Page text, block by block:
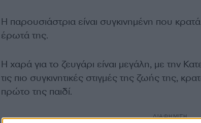
Η παρουσιάστρια είναι συγκινημένη που
έρωτά της.
Η χαρά για το ζευγάρι είναι μεγάλη, με την
τις πιο συγκινητικές στιγμές της ζωής της,
πρώτο της παιδί.
ΔΙΑΦΗΜΙΣΗ